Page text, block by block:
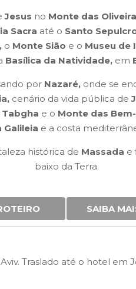
Jesus no Monte das
Sacra até o Santo
o Monte Sião e o Museu de
Basílica da Natividade, em
por Nazaré, onde se
cenário da vida pública de
e o Monte das
Galileia e a costa
histórica de Massada e
baixo da Terra.
SAIBA
Traslado até o hotel em